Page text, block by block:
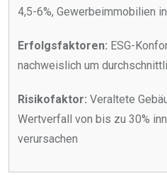
4,5-6%, Gewerbeimmobilien
Erfolgsfaktoren: ESG-
nachweislich um
Risikofaktor: Veraltete
Wertverfall von bis zu 30%
verursachen